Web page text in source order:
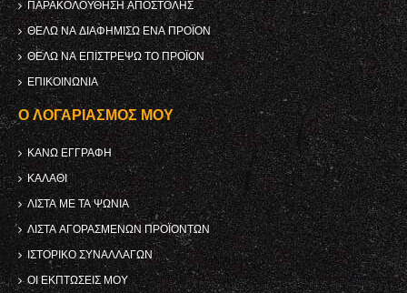
ΠΑΡΑΚΟΛΟΎΘΗΣΗ ΑΠΟΣΤΟΛΉΣ
ΘΈΛΩ ΝΑ ΔΙΑΦΗΜΊΣΩ ΈΝΑ ΠΡΟΪΌΝ
ΘΈΛΩ ΝΑ ΕΠΙΣΤΡΈΨΩ ΤΟ ΠΡΟΪΌΝ
ΕΠΙΚΟΙΝΩΝΊΑ
Ο ΛΟΓΑΡΙΑΣΜΌΣ ΜΟΥ
ΚΑΝΩ ΕΓΓΡΑΦΗ
ΚΑΛΆΘΙ
ΛΊΣΤΑ ΜΕ ΤΑ ΨΏΝΙΑ
ΛΊΣΤΑ ΑΓΟΡΑΣΜΈΝΩΝ ΠΡΟΪΌΝΤΩΝ
ΙΣΤΟΡΙΚΌ ΣΥΝΑΛΛΑΓΏΝ
ΟΙ ΕΚΠΤΏΣΕΙΣ ΜΟΥ